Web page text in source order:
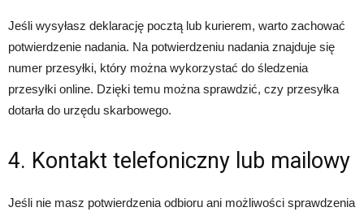
Jeśli wysyłasz deklarację pocztą lub kurierem, warto zachować
potwierdzenie nadania. Na potwierdzeniu nadania znajduje się
numer przesyłki, który można wykorzystać do śledzenia
przesyłki online. Dzięki temu można sprawdzić, czy przesyłka
dotarła do urzędu skarbowego.
4. Kontakt telefoniczny lub mailowy
Jeśli nie masz potwierdzenia odbioru ani możliwości sprawdzenia